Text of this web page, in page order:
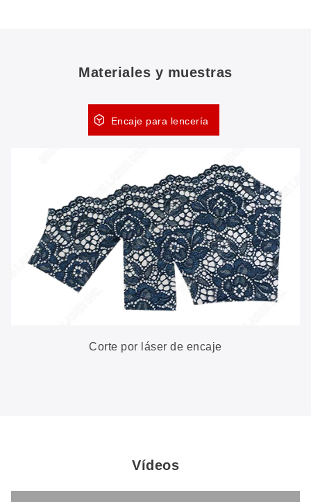
Materiales y muestras
Encaje para lencería
Corte por láser de encaje
Vídeos